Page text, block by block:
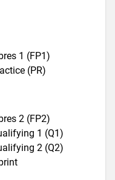
1 (FP1)
(PR)
2 (FP2)
1 (Q1)
2 (Q2)